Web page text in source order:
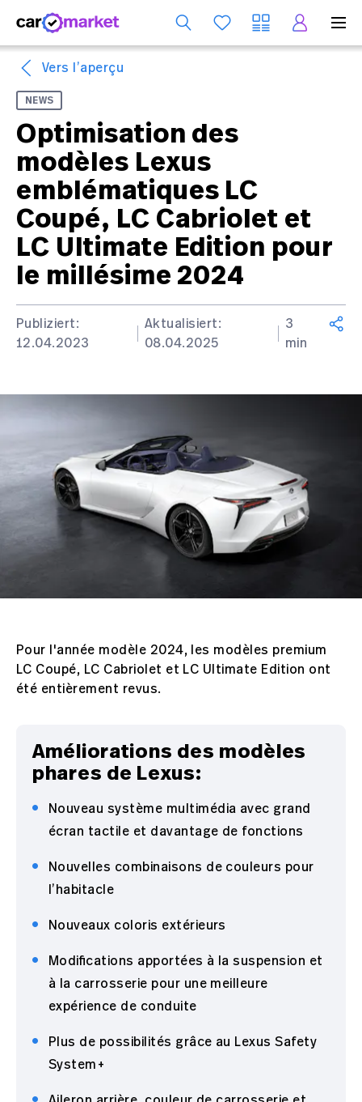
Vers l’aperçu
NEWS
Optimisation des
modèles Lexus
emblématiques LC
Coupé, LC Cabriolet et
LC Ultimate Edition pour
le millésime 2024
Publiziert:
12.04.2023
Aktualisiert:
08.04.2025
3
min
Pour l'année modèle 2024, les modèles premium
LC Coupé, LC Cabriolet et LC Ultimate Edition ont
été entièrement revus.
Améliorations des modèles
phares de Lexus:
Nouveau système multimédia avec grand
écran tactile et davantage de fonctions
Nouvelles combinaisons de couleurs pour
l’habitacle
Nouveaux coloris extérieurs
Modifications apportées à la suspension et
à la carrosserie pour une meilleure
expérience de conduite
Plus de possibilités grâce au Lexus Safety
System+